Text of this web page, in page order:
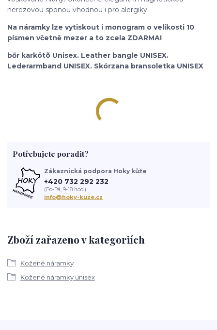
nerezovou sponou vhodnou i pro alergiky.
Na náramky lze vytiskout i monogram o velikosti 10
písmen včetně mezer a to zcela ZDARMA!
bőr karkötõ Unisex. Leather bangle UNISEX.
Lederarmband UNISEX. Skórzana bransoletka UNISEX
Zboží zařazeno v kategoriích
Kožené náramky
Kožené náramky unisex
Potřebujete poradit?
Zákaznická podpora Hoky kůže
+420 732 292 232
(Po-Pá, 9-18 hod.)
info@hoky-kuze.cz